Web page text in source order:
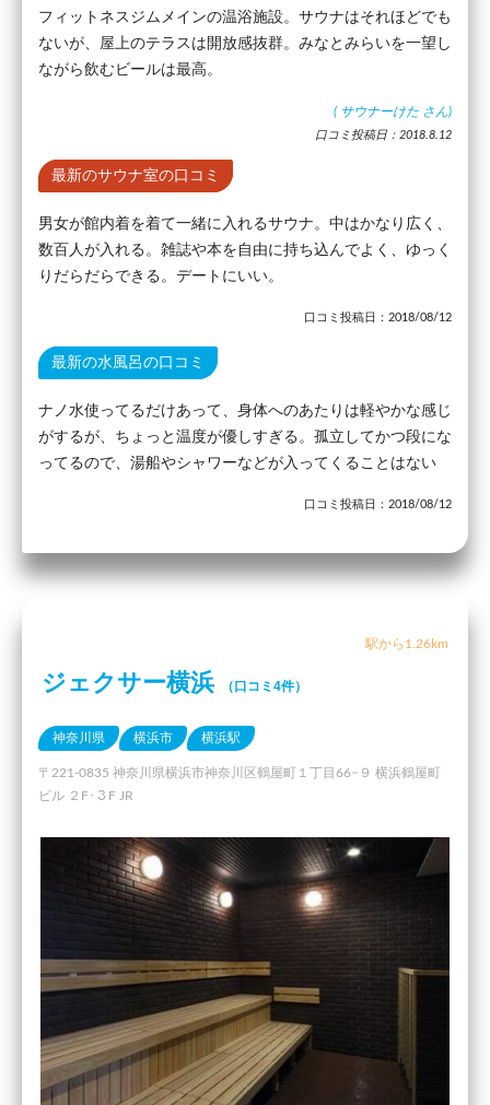
フィットネスジムメインの温浴施設。サウナはそれほどでも
ないが、屋上のテラスは開放感抜群。みなとみらいを一望し
ながら飲むビールは最高。
( サウナーけた さん)
口コミ投稿日：2018.8.12
最新のサウナ室の口コミ
男女が館内着を着て一緒に入れるサウナ。中はかなり広く、
数百人が入れる。雑誌や本を自由に持ち込んでよく、ゆっく
りだらだらできる。デートにいい。
口コミ投稿日：2018/08/12
最新の水風呂の口コミ
ナノ水使ってるだけあって、身体へのあたりは軽やかな感じ
がするが、ちょっと温度が優しすぎる。孤立してかつ段にな
ってるので、湯船やシャワーなどが入ってくることはない
口コミ投稿日：2018/08/12
駅から1.26km
ジェクサー横浜 （口コミ4件）
神奈川県 横浜市 横浜駅
〒221-0835 神奈川県横浜市神奈川区鶴屋町１丁目66−９ 横浜鶴屋町
ビル ２F･３F JR